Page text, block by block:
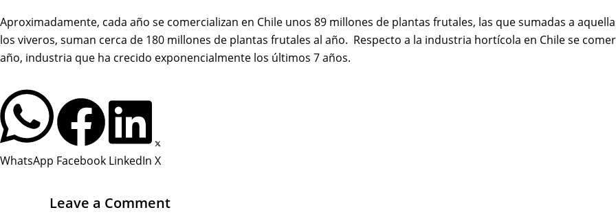
Aproximadamente, cada año se comercializan en Chile unos 89 millones de plantas frutales, las que sumadas a
los viveros, suman cerca de 180 millones de plantas frutales al año. Respecto a la industria hortícola en Chile se
año, industria que ha crecido exponencialmente los últimos 7 años.
WhatsApp Facebook LinkedIn X
Leave a Comment